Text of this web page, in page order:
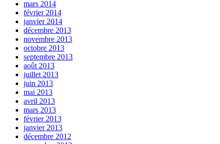
mars 2014
février 2014
janvier 2014
décembre 2013
novembre 2013
octobre 2013
septembre 2013
août 2013
juillet 2013
juin 2013
mai 2013
avril 2013
mars 2013
février 2013
janvier 2013
décembre 2012